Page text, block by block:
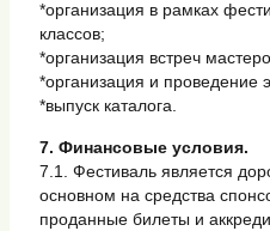
*организация в рамках
классов;
*организация встреч
*организация и проведение
*выпуск каталога.
7. Финансовые условия.
7.1. Фестиваль является
основном на средства
проданные билеты и